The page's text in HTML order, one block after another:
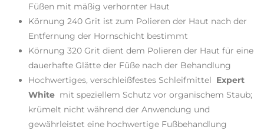
Füßen mit mäßig verhornter Haut
Körnung 240 Grit ist zum Polieren der Haut nach der
Entfernung der Hornschicht bestimmt
Körnung 320 Grit dient dem Polieren der Haut für eine
dauerhafte Glätte der Füße nach der Behandlung
Hochwertiges, verschleißfestes Schleifmittel Expert
White mit speziellem Schutz vor organischem Staub;
krümelt nicht während der Anwendung und
gewährleistet eine hochwertige Fußbehandlung